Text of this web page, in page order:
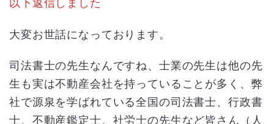
以下返信しました
大変お世話になっております。
司法書士の先生なんですね、士業の先生は他の先
生も実は不動産会社を持っていることが多く、弊
社で源泉を学ばれている全国の司法書士、行政書
士、不動産鑑定士、社労士の先生など皆さん（人